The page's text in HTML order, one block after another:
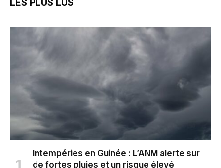
LES PLUS LUS
Intempéries en Guinée : L’ANM alerte sur
de fortes pluies et un risque élevé